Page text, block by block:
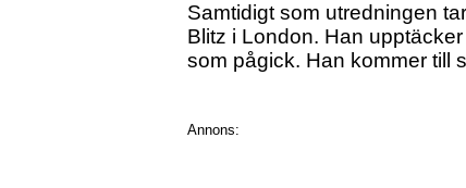
Samtidigt som utredningen
Blitz i London. Han
som pågick. Han kommer till
Annons: